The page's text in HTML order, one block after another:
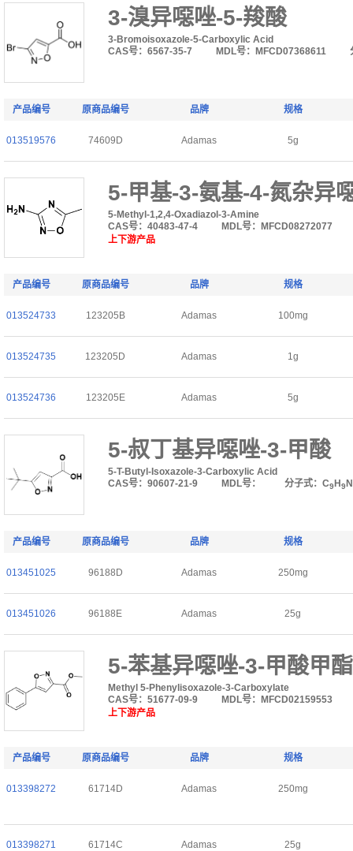
3-溴异噁唑-5-羧酸
3-Bromoisoxazole-5-Carboxylic Acid
CAS号：6567-35-7
MDL号：MFCD07368611
产品编号 原商品编号 品牌 规格
013519576 74609D Adamas 5g
5-甲基-3-氨基-4-氮杂异
5-Methyl-1,2,4-Oxadiazol-3-Amine
CAS号：40483-47-4
MDL号：MFCD08272077
上下游产品
产品编号 原商品编号 品牌 规格
013524733 123205B Adamas 100mg
013524735 123205D Adamas 1g
013524736 123205E Adamas 5g
5-叔丁基异噁唑-3-甲酸
5-T-Butyl-Isoxazole-3-Carboxylic Acid
CAS号：90607-21-9
MDL号： 分子式：C9 H 9
产品编号 原商品编号 品牌 规格
013451025 96188D Adamas 250mg
013451026 96188E Adamas 25g
5-苯基异噁唑-3-甲酸甲酯
Methyl 5-Phenylisoxazole-3-Carboxylate
CAS号：51677-09-9
MDL号：MFCD02159553
上下游产品
产品编号 原商品编号 品牌 规格
013398272 61714D Adamas 250mg
013398271 61714C Adamas 25g